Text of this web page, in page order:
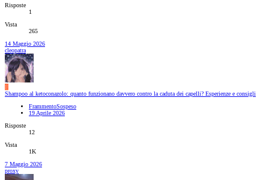
Risposte
1
Vista
265
14 Maggio 2026
cleopatra
F
Shampoo al ketoconazolo: quanto funzionano davvero contro la caduta dei capelli? Esperienze e consigli
FrammentoSospeso
19 Aprile 2026
Risposte
12
Vista
1K
7 Maggio 2026
proxy